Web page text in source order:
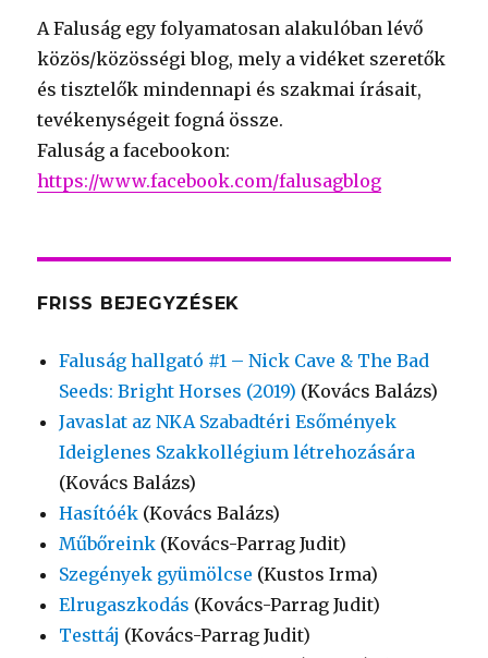
A Faluság egy folyamatosan alakulóban lévő
közös/közösségi blog, mely a vidéket szeretők
és tisztelők mindennapi és szakmai írásait,
tevékenységeit fogná össze.
Faluság a facebookon:
https://www.facebook.com/falusagblog
FRISS BEJEGYZÉSEK
Faluság hallgató #1 – Nick Cave & The Bad
Seeds: Bright Horses (2019) (Kovács Balázs)
Javaslat az NKA Szabadtéri Esőmények
Ideiglenes Szakkollégium létrehozására
(Kovács Balázs)
Hasítóék (Kovács Balázs)
Műbőreink (Kovács-Parrag Judit)
Szegények gyümölcse (Kustos Irma)
Elrugaszkodás (Kovács-Parrag Judit)
Testtáj (Kovács-Parrag Judit)